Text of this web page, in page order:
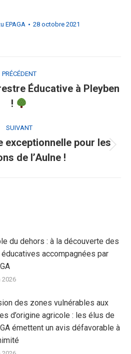
EPAGA 28 octobre 2021
PRÉCÉDENT
Article
précédent
Éducative à Pleyben
!
SUIVANT
Article
suivant
exceptionnelle pour les
de l’Aulne !
du dehors : à la découverte des
accompagnées par
2026
des zones vulnérables aux
d’origine agricole : les élus de
émettent un avis défavorable à